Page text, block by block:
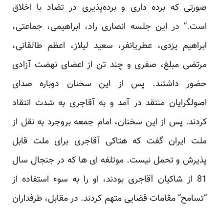
صورتی که ‏برده ‌داری و برده‌پذیری در تضاد با اخلاق
است‎.‎‏” در این جلسه انصاری راد، ابراهیمی، جماعتی،
ابراهیم یزدی، ‏عطریانفر، سعید لیلاز، اعظم طالقانی،
مرتضی مبلغ، صفری و چند تن از اعضای نهضت آزادی
حضور داشتند‎.‎‏ پس از ‏این سخنان دوباره صدای
اصولگرایان منتقد در آمد و به آقاجری به شدت انتقاد
کردند. پس از این سخنان، امام جمعه ‏بروجرد به نقل از
ملت ایران گفت که هتاکی آقاجری برای ملت قابل
پذیرش و تحمل نیست. موتلفه ای ها که در جنجال ‏سال
81 از شاکیان آقاجری بودند، او را به سوء استفاده از
“تسامح” مقامات قضایی متهم کردند. در مقابل، طرفداران